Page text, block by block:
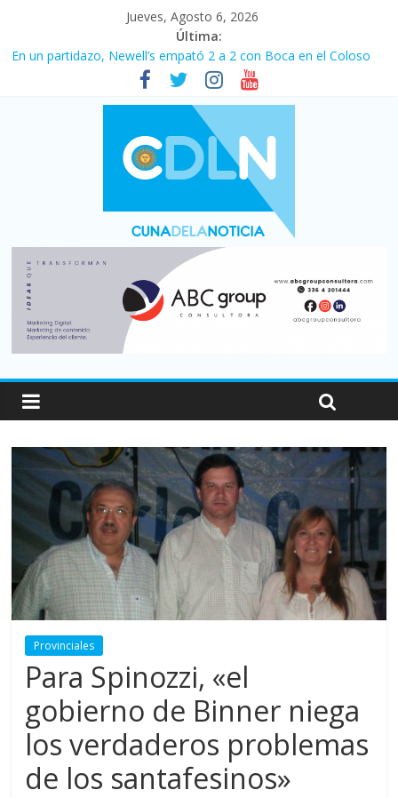
Jueves, Agosto 6, 2026
Última:
En un partidazo, Newell’s empató 2 a 2 con Boca en el Coloso
Vacaciones de invierno con más movimiento y consumo
turístico: 4,6 millones de personas viajaron por el país, un 5,9%
Fuerte caída de la venta de autos usados en julio: bajó un 12,6%
Central venció 1 a 0 al River de Coudet en el Monumental
Pullaro mejora sus relaciones con el Gobierno nacional
Provinciales
Para Spinozzi, «el
gobierno de Binner niega
los verdaderos problemas
de los santafesinos»